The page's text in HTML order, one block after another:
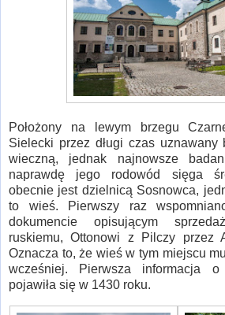
Położony na lewym brzegu
Sielecki przez długi czas uznawany
wieczną, jednak najnowsze
naprawdę jego rodowód sięga
obecnie jest dzielnicą Sosnowca,
to wieś. Pierwszy raz
dokumencie opisującym
ruskiemu, Ottonowi z Pilczy przez
Oznacza to, że wieś w tym miejscu
wcześniej. Pierwsza informacja
pojawiła się w 1430 roku.